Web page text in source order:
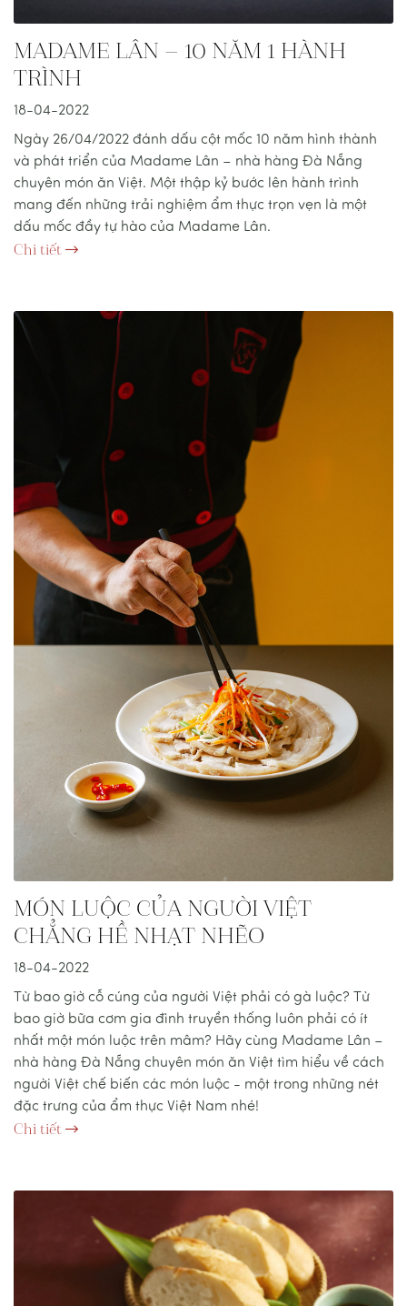
MADAME LÂN – 10 NĂM 1 HÀNH
TRÌNH
18-04-2022
Ngày 26/04/2022 đánh dấu cột mốc 10 năm hình thành
và phát triển của Madame Lân – nhà hàng Đà Nẵng
chuyên món ăn Việt. Một thập kỷ bước lên hành trình
mang đến những trải nghiệm ẩm thực trọn vẹn là một
dấu mốc đầy tự hào của Madame Lân.
Chi tiết
MÓN LUỘC CỦA NGƯỜI VIỆT
CHẲNG HỀ NHẠT NHẼO
18-04-2022
Từ bao giờ cỗ cúng của người Việt phải có gà luộc? Từ
bao giờ bữa cơm gia đình truyền thống luôn phải có ít
nhất một món luộc trên mâm? Hãy cùng Madame Lân –
nhà hàng Đà Nẵng chuyên món ăn Việt tìm hiểu về cách
người Việt chế biến các món luộc - một trong những nét
đặc trưng của ẩm thực Việt Nam nhé!
Chi tiết